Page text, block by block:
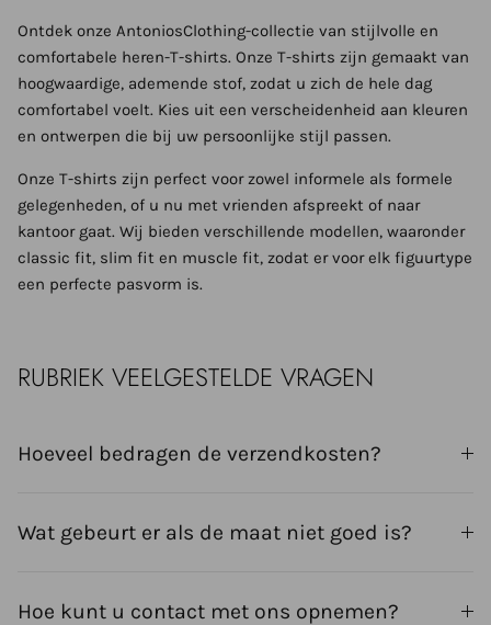
Ontdek onze AntoniosClothing-collectie van stijlvolle en
comfortabele heren-T-shirts. Onze T-shirts zijn gemaakt van
hoogwaardige, ademende stof, zodat u zich de hele dag
comfortabel voelt. Kies uit een verscheidenheid aan kleuren
en ontwerpen die bij uw persoonlijke stijl passen.
Onze T-shirts zijn perfect voor zowel informele als formele
gelegenheden, of u nu met vrienden afspreekt of naar
kantoor gaat. Wij bieden verschillende modellen, waaronder
classic fit, slim fit en muscle fit, zodat er voor elk figuurtype
een perfecte pasvorm is.
RUBRIEK VEELGESTELDE VRAGEN
Hoeveel bedragen de verzendkosten?
Wat gebeurt er als de maat niet goed is?
Hoe kunt u contact met ons opnemen?